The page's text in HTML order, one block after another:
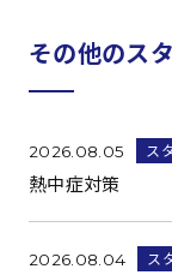
その他のス
2026.08.05 ス
熱中症対策
2026.08.04 ス